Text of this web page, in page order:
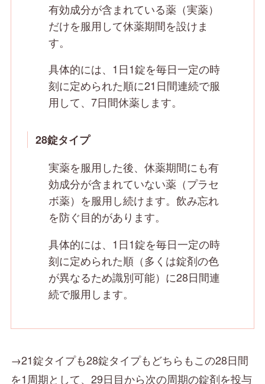
有効成分が含まれている薬（実薬）
だけを服用して休薬期間を設けま
す。
具体的には、1日1錠を毎日一定の時
刻に定められた順に21日間連続で服
用して、7日間休薬します。
28錠タイプ
実薬を服用した後、休薬期間にも有
効成分が含まれていない薬（プラセ
ボ薬）を服用し続けます。飲み忘れ
を防ぐ目的があります。
具体的には、1日1錠を毎日一定の時
刻に定められた順（多くは錠剤の色
が異なるため識別可能）に28日間連
続で服用します。
→21錠タイプも28錠タイプもどちらもこの28日間
を1周期として、29日目から次の周期の錠剤を投与